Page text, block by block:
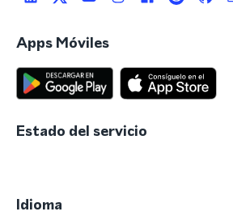
Apps Móviles
Estado del servicio
Idioma